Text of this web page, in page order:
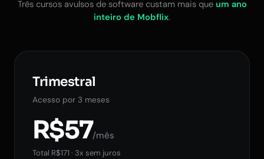
Três cursos avulsos de software custam mais que um ano
inteiro de Mobflix.
Trimestral
Acesso por 3 meses
R$57/mês
Total R$171 · 3x sem juros